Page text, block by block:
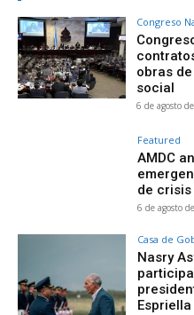
Congreso
obras
social
6 de agosto
Featured
AMDC
de
6 de agosto
Casa de
Nasry
Espriella